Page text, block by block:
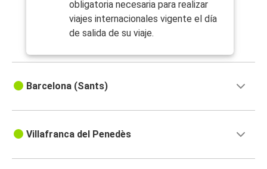
obligatoria necesaria para realizar
viajes internacionales vigente el día
de salida de su viaje.
Barcelona (Sants)
Villafranca del Penedès